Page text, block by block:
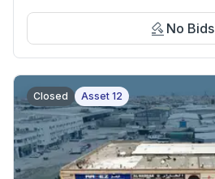
No Bids
Closed Asset 12